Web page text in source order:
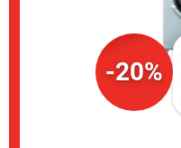
-20%